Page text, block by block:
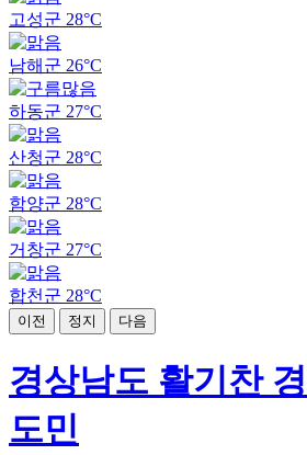
고성군 28°C
남해군 26°C
하동군 27°C
산청군 28°C
함양군 28°C
거창군 27°C
합천군 28°C
이전 정지 다음
경상남도 활기찬
도민